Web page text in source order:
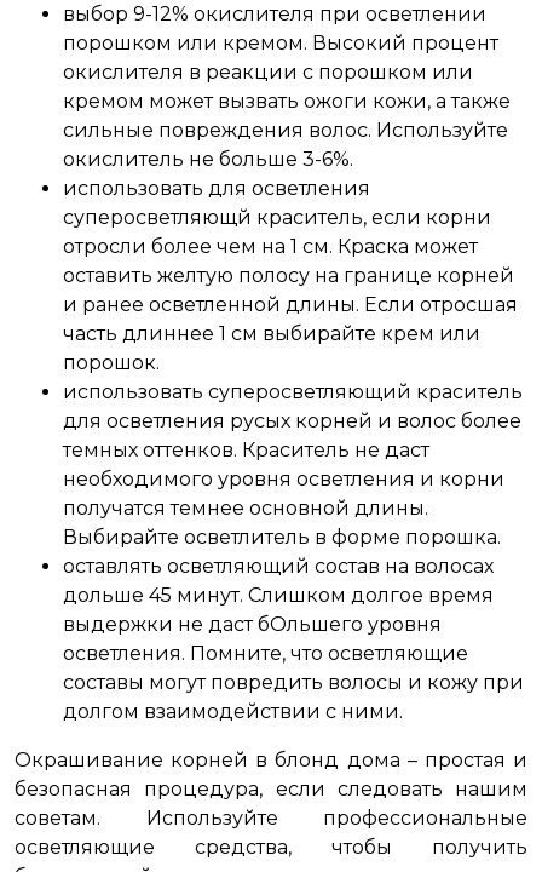
выбор 9-12% окислителя при осветлении
порошком или кремом. Высокий процент
окислителя в реакции с порошком или
кремом может вызвать ожоги кожи, а также
сильные повреждения волос. Используйте
окислитель не больше 3-6%.
использовать для осветления
суперосветляющй краситель, если корни
отросли более чем на 1 см. Краска может
оставить желтую полосу на границе корней
и ранее осветленной длины. Если отросшая
часть длиннее 1 см выбирайте крем или
порошок.
использовать суперосветляющий краситель
для осветления русых корней и волос более
темных оттенков. Краситель не даст
необходимого уровня осветления и корни
получатся темнее основной длины.
Выбирайте осветлитель в форме порошка.
оставлять осветляющий состав на волосах
дольше 45 минут. Слишком долгое время
выдержки не даст бОльшего уровня
осветления. Помните, что осветляющие
составы могут повредить волосы и кожу при
долгом взаимодействии с ними.
Окрашивание корней в блонд дома – простая и
безопасная процедура, если следовать нашим
советам. Используйте профессиональные
осветляющие средства, чтобы получить